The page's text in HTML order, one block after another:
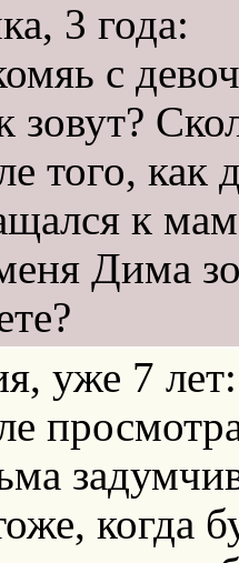
3 года:
с
зовут?
того, как
к
Дима
уже 7 лет:
когда